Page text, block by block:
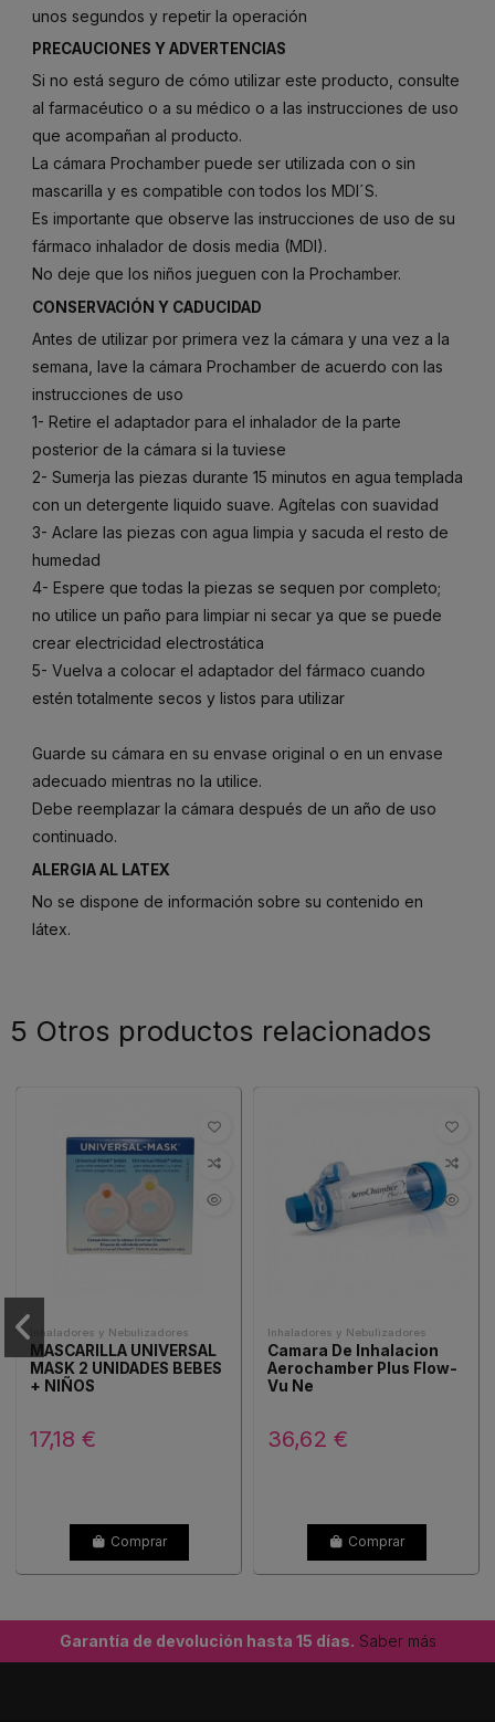
unos segundos y repetir la operación
PRECAUCIONES Y ADVERTENCIAS
Si no está seguro de cómo utilizar este producto, consulte
al farmacéutico o a su médico o a las instrucciones de uso
que acompañan al producto.
La cámara Prochamber puede ser utilizada con o sin
mascarilla y es compatible con todos los MDI´S.
Es importante que observe las instrucciones de uso de su
fármaco inhalador de dosis media (MDI).
No deje que los niños jueguen con la Prochamber.
CONSERVACIÓN Y CADUCIDAD
Antes de utilizar por primera vez la cámara y una vez a la
semana, lave la cámara Prochamber de acuerdo con las
instrucciones de uso
1- Retire el adaptador para el inhalador de la parte
posterior de la cámara si la tuviese
2- Sumerja las piezas durante 15 minutos en agua templada
con un detergente liquido suave. Agítelas con suavidad
3- Aclare las piezas con agua limpia y sacuda el resto de
humedad
4- Espere que todas la piezas se sequen por completo;
no utilice un paño para limpiar ni secar ya que se puede
crear electricidad electrostática
5- Vuelva a colocar el adaptador del fármaco cuando
estén totalmente secos y listos para utilizar
Guarde su cámara en su envase original o en un envase
adecuado mientras no la utilice.
Debe reemplazar la cámara después de un año de uso
continuado.
ALERGIA AL LATEX
No se dispone de información sobre su contenido en
látex.
5 Otros productos relacionados
Inhaladores y Nebulizadores
MASCARILLA UNIVERSAL
MASK 2 UNIDADES BEBES
+ NIÑOS
17,18 €
Comprar
Inhaladores y Nebulizadores
Camara De Inhalacion
Aerochamber Plus Flow-
Vu Ne
36,62 €
Comprar
Garantía de devolución hasta 15 días. Saber más